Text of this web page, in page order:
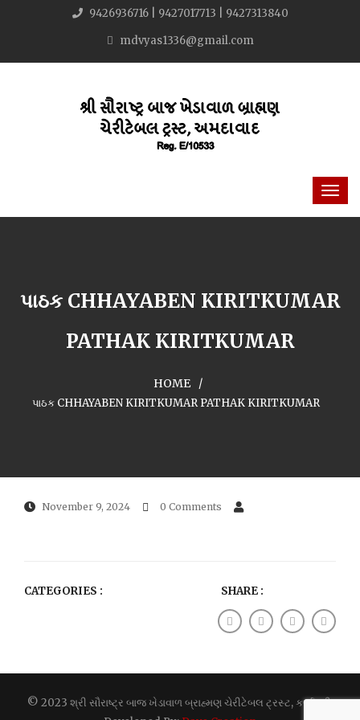
9426936716 | 9427017713 | 9427313840
mdvyas1336@gmail.com
પાઠક CHHAYABEN KIRITKUMAR
PATHAK KIRITKUMAR
HOME
પાઠક CHHAYABEN KIRITKUMAR PATHAK KIRITKUMAR
November 9, 2024 0 Comments
CATEGORIES : SHARE :
© 2023 શ્રી સૌરાષ્ટ્ર બાજ ખેડાવાળ બ્રાહ્મણ ચેરીટેબલ ટ્રસ્ટ, કર્ણાવતી.